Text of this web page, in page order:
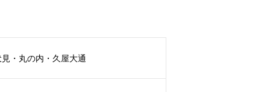
・丸の内・久屋大通